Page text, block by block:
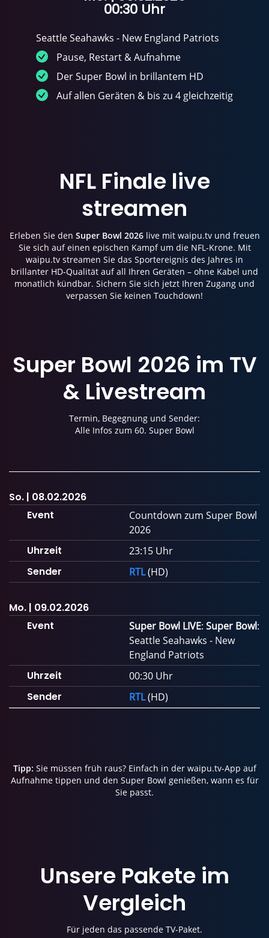
00:30 Uhr
Seattle Seahawks - New England Patriots
Pause, Restart & Aufnahme
Der Super Bowl in brillantem HD
Auf allen Geräten & bis zu 4 gleichzeitig
NFL Finale live
streamen
Erleben Sie den Super Bowl 2026live mit waipu.tv und freuen
Sie sich auf einen epischen Kampf um die NFL-Krone. Mit
waipu.tv streamen Sie das Sportereignis des Jahres in
brillanter HD-Qualität auf all Ihren Geräten – ohne Kabel und
monatlich kündbar. Sichern Sie sich jetzt Ihren Zugang und
verpassen Sie keinen Touchdown!
Super Bowl 2026 im TV
& Livestream
Termin, Begegnung und Sender:
Alle Infos zum 60. Super Bowl
So. | 08.02.2026
Event
Countdown zum Super Bowl
2026
Uhrzeit 23:15 Uhr
Sender RTL(HD)
Mo. | 09.02.2026
Event
Super Bowl LIVE: Super Bowl:
Seattle Seahawks - New
England Patriots
Uhrzeit 00:30 Uhr
Sender RTL(HD)
Tipp: Sie müssen früh raus? Einfach in der waipu.tv-App auf
Aufnahme tippen und den Super Bowl genießen, wann es für
Sie passt.
Unsere Pakete im
Vergleich
Für jeden das passende TV-Paket.